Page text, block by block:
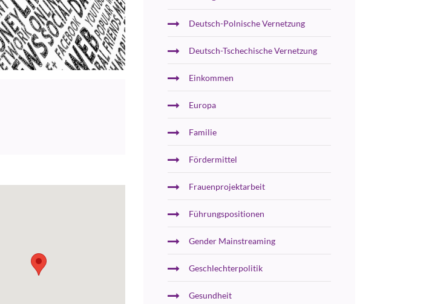
Deutsch-Polnische Vernetzung
Deutsch-Tschechische Vernetzung
Einkommen
Europa
Familie
Fördermittel
Frauenprojektarbeit
Führungspositionen
Gender Mainstreaming
Geschlechterpolitik
Gesundheit